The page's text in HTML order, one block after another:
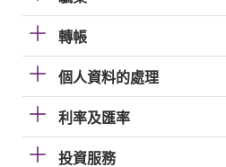
轉帳
個人資料的處理
利率及匯率
投資服務